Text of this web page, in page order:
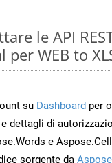
le API
per WEB to
su Dashboard per
dettagli di
e
sorgente da